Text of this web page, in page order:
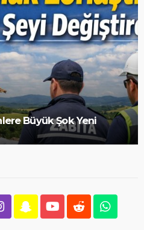
Ev Yapmadan Önce